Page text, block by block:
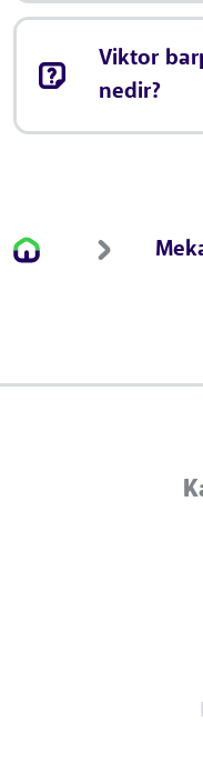
Viktor
nedir?